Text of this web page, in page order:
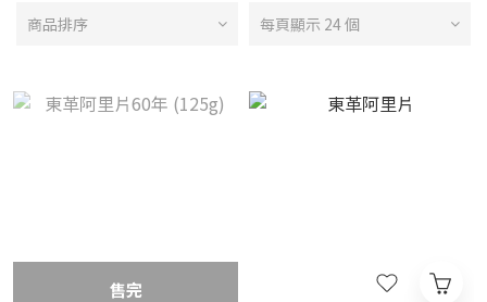
商品排序 每頁顯示 24 個
售完